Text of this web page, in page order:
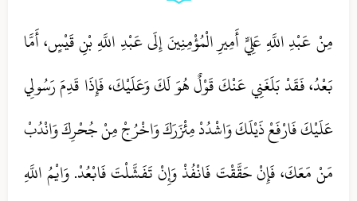
مِنْ عَبْدِ اللَّهِ عَلِيٍّ أَمِيرِ الْمُؤْمِنِينَ إِلَى عَبْدِ اللَّهِ بْنِ قَيْسٍ، أَمَّا
بَعْدُ، فَقَدْ بَلَغَنِي عَنْكَ قَوْلٌ هُوَ لَكَ وَعَلَيْكَ، فَإِذَا قَدِمَ رَسُولِي
عَلَيْكَ فَارْفَعْ ذَيْلَكَ وَاشْدُدْ مِئْزَرَكَ وَاخْرُجْ مِنْ جُحْرِكَ وَانْدُبْ
مَنْ مَعَكَ، فَإِنْ حَقَّقْتَ فَانْفُذْ وَإِنْ تَفَشَّلْتَ فَابْعُدْ. وَايْمُ اللَّهِ